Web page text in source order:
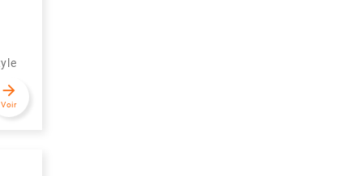
arrow_forward
Voir